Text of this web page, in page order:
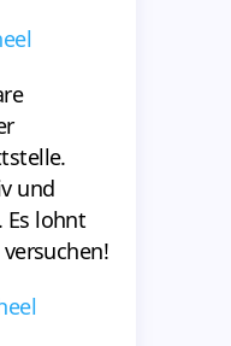
und
Es lohnt